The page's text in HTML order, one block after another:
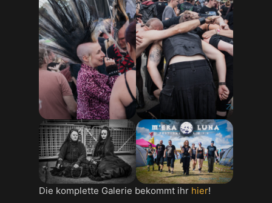
Die komplette Galerie bekommt ihr hier!